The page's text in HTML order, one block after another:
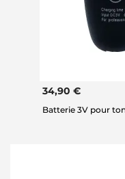
34,90 €
Batterie 3V pour